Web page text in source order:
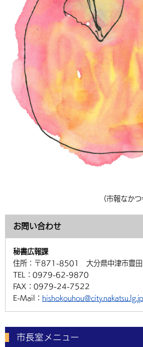
（市報なか
お問い合わせ
秘書広報課
住所： 〒871-8501 大分県中津市豊
TEL： 0979-62-9870
FAX： 0979-24-7522
E-Mail： hishokouhou@city.nakatsu.lg.jp
市長室メニュー